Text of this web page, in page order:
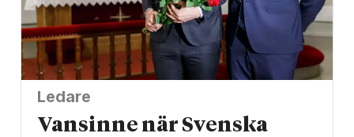
Ledare
Vansinne när Svenska